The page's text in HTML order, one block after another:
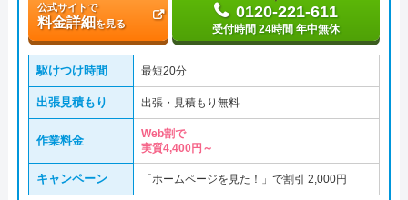
公式サイトで
料金詳細を見る
0120-221-611
受付時間 24時間 年中無休
駆けつけ時間 最短20分
出張見積もり 出張・見積もり無料
作業料金
Web割で
実質4,400円～
キャンペーン 「ホームページを見た！」で割引 2,000円